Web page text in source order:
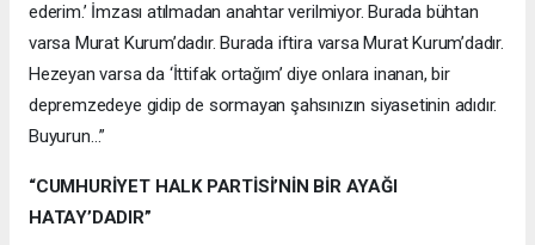
ederim.’ İmzası atılmadan anahtar verilmiyor. Burada bühtan
varsa Murat Kurum’dadır. Burada iftira varsa Murat Kurum’dadır.
Hezeyan varsa da ‘İttifak ortağım’ diye onlara inanan, bir
depremzedeye gidip de sormayan şahsınızın siyasetinin adıdır.
Buyurun…”
“CUMHURİYET HALK PARTİSİ’NİN BİR AYAĞI
HATAY’DADIR”